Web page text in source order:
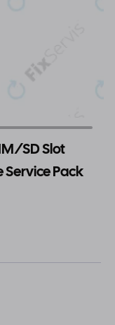
SD Slot
Service Pack